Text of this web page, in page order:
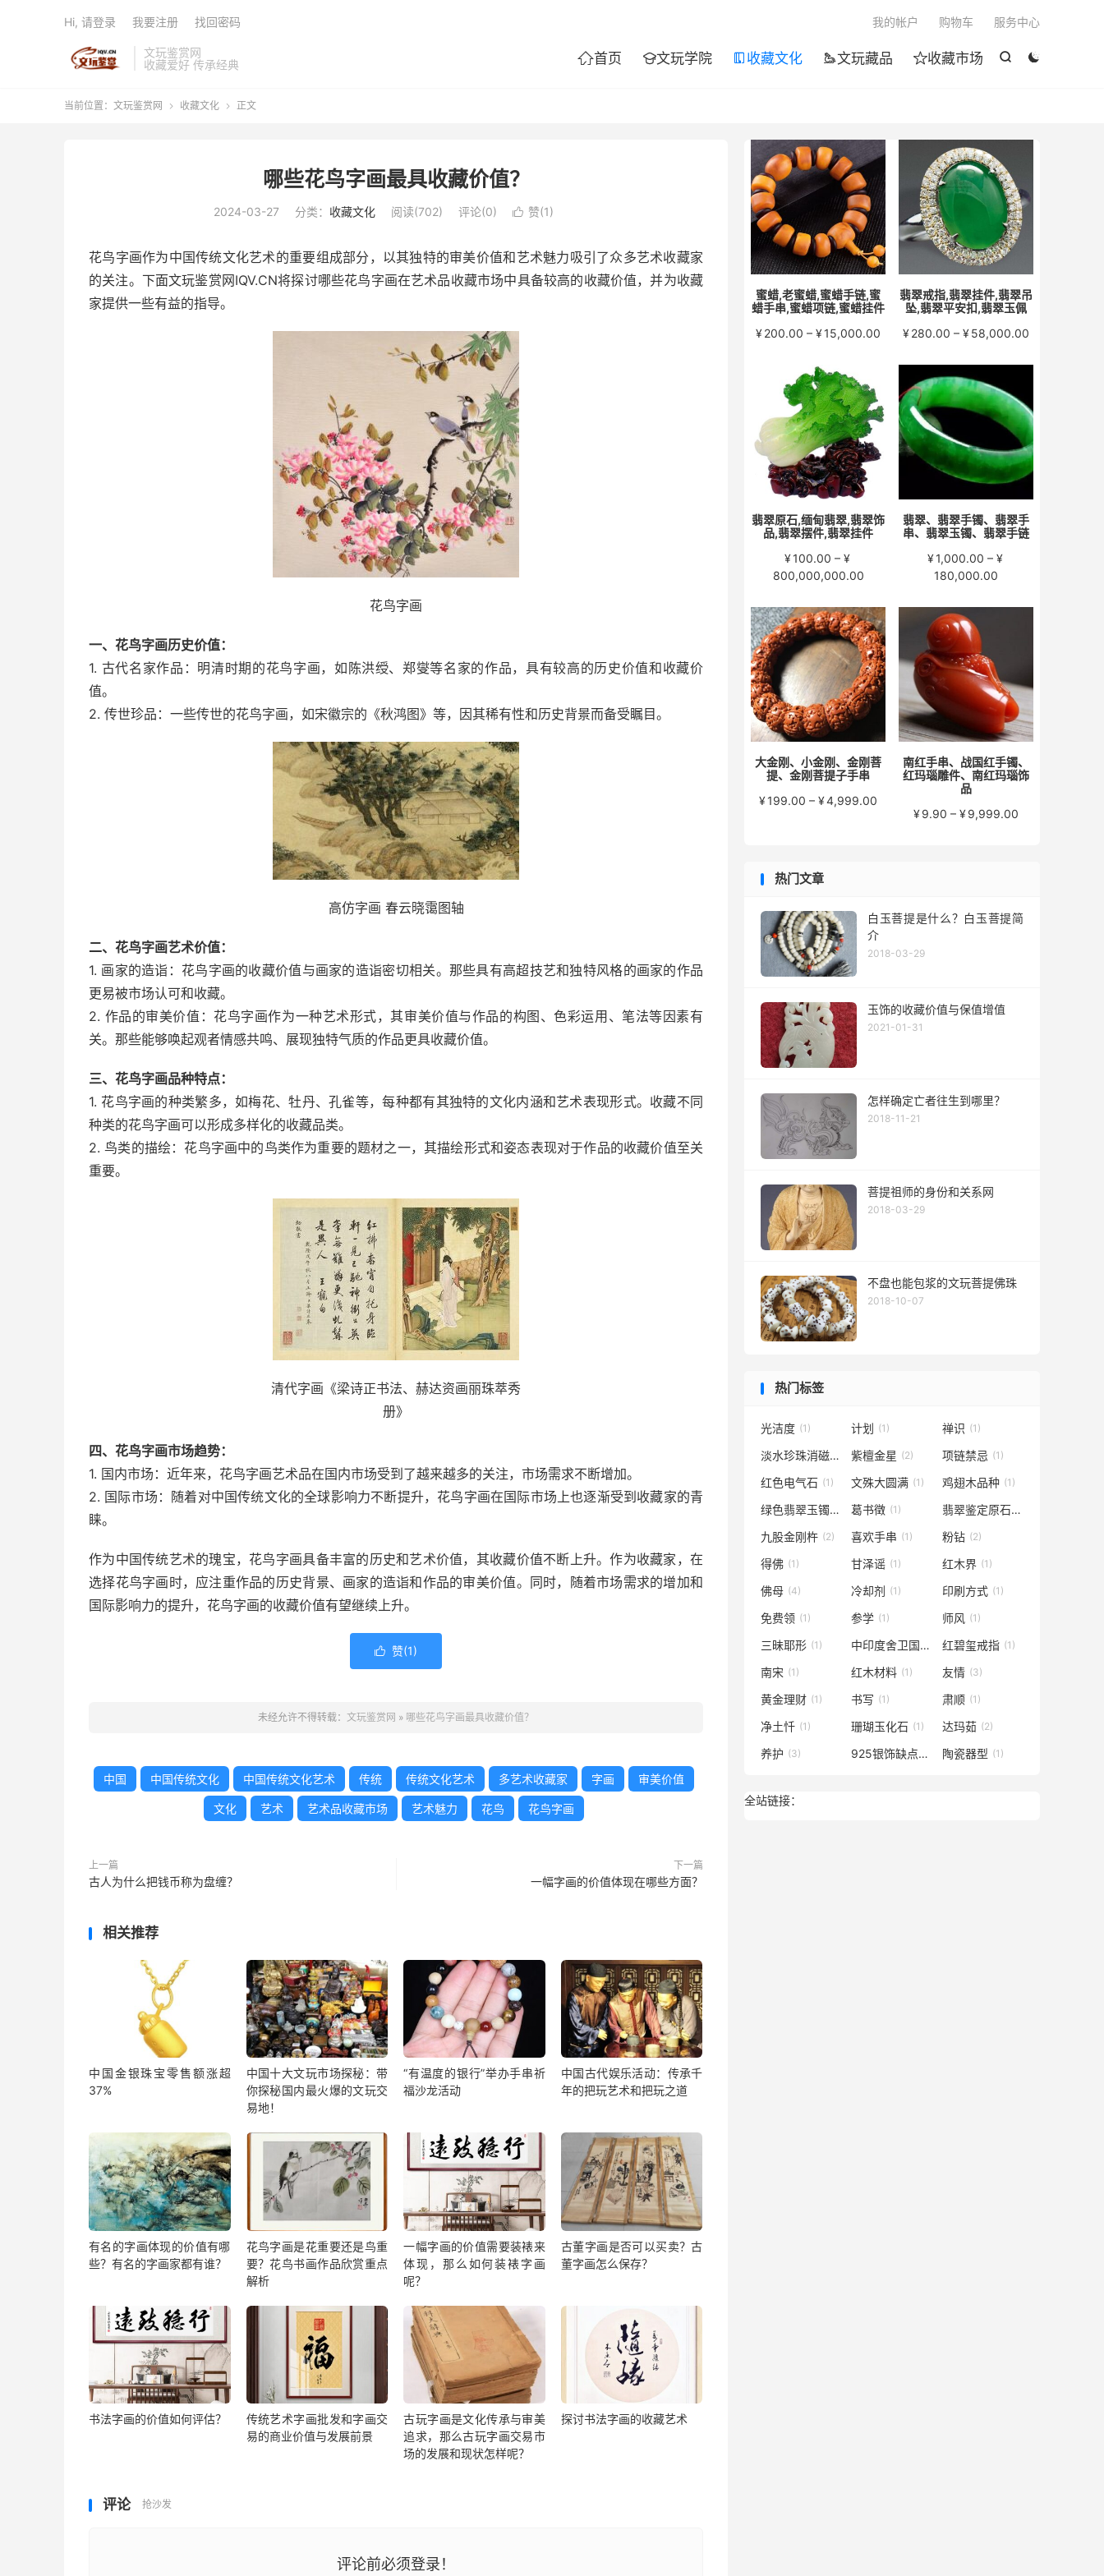
文玩鉴赏网
收藏爱好 传承经典


首页 文玩学院  收藏文化 文玩藏品 收藏市场
我的帐户 购物车 服务中心
Hi, 请登录 我要注册 找回密码
当前位置： 文玩鉴赏网  收藏文化  正文
哪些花鸟字画最具收藏价值？
2024-03-27 分类： 收藏文化 阅读(702) 评论(0)  赞(1)
花鸟字画作为中国传统文化艺术的重要组成部分，以其独特的审美价值和艺术魅力吸引了众多艺术收藏家
的关注。下面文玩鉴赏网IQV.CN将探讨哪些花鸟字画在艺术品收藏市场中具备较高的收藏价值，并为收藏
家提供一些有益的指导。
花鸟字画
一、花鸟字画历史价值：
1. 古代名家作品：明清时期的花鸟字画，如陈洪绶、郑燮等名家的作品，具有较高的历史价值和收藏价
值。
2. 传世珍品：一些传世的花鸟字画，如宋徽宗的《秋鸿图》等，因其稀有性和历史背景而备受瞩目。
高仿字画 春云晓霭图轴
二、花鸟字画艺术价值：
1. 画家的造诣：花鸟字画的收藏价值与画家的造诣密切相关。那些具有高超技艺和独特风格的画家的作品
更易被市场认可和收藏。
2. 作品的审美价值：花鸟字画作为一种艺术形式，其审美价值与作品的构图、色彩运用、笔法等因素有
关。那些能够唤起观者情感共鸣、展现独特气质的作品更具收藏价值。
三、花鸟字画品种特点：
1. 花鸟字画的种类繁多，如梅花、牡丹、孔雀等，每种都有其独特的文化内涵和艺术表现形式。收藏不同
种类的花鸟字画可以形成多样化的收藏品类。
2. 鸟类的描绘：花鸟字画中的鸟类作为重要的题材之一，其描绘形式和姿态表现对于作品的收藏价值至关
重要。
清代字画《梁诗正书法、赫达资画丽珠萃秀
册》
四、花鸟字画市场趋势：
1. 国内市场：近年来，花鸟字画艺术品在国内市场受到了越来越多的关注，市场需求不断增加。
2. 国际市场：随着对中国传统文化的全球影响力不断提升，花鸟字画在国际市场上也逐渐受到收藏家的青
睐。
作为中国传统艺术的瑰宝，花鸟字画具备丰富的历史和艺术价值，其收藏价值不断上升。作为收藏家，在
选择花鸟字画时，应注重作品的历史背景、画家的造诣和作品的审美价值。同时，随着市场需求的增加和
国际影响力的提升，花鸟字画的收藏价值有望继续上升。
 赞(1)
未经允许不得转载： 文玩鉴赏网 » 哪些花鸟字画最具收藏价值？
中国 中国传统文化 中国传统文化艺术 传统 传统文化艺术 多艺术收藏家 字画 审美价值
文化 艺术 艺术品收藏市场 艺术魅力 花鸟 花鸟字画
上一篇
古人为什么把钱币称为盘缠？
下一篇
一幅字画的价值体现在哪些方面？
相关推荐
中国金银珠宝零售额涨超
37%
中国十大文玩市场探秘：带
你探秘国内最火爆的文玩交
易地！
“有温度的银行”举办手串祈
福沙龙活动
中国古代娱乐活动：传承千
年的把玩艺术和把玩之道
有名的字画体现的价值有哪
些？有名的字画家都有谁？
花鸟字画是花重要还是鸟重
要？花鸟书画作品欣赏重点
解析
一幅字画的价值需要装裱来
体现，那么如何装裱字画
呢？
古董字画是否可以买卖？古
董字画怎么保存？
书法字画的价值如何评估？
传统艺术字画批发和字画交
易的商业价值与发展前景
古玩字画是文化传承与审美
追求，那么古玩字画交易市
场的发展和现状怎样呢？
探讨书法字画的收藏艺术
评论 抢沙发
评论前必须登录！
蜜蜡,老蜜蜡,蜜蜡手链,蜜
蜡手串,蜜蜡项链,蜜蜡挂件
¥200.00 – ¥15,000.00
¥200.00
至
¥15,000.00
翡翠戒指,翡翠挂件,翡翠吊
坠,翡翠平安扣,翡翠玉佩
¥280.00 – ¥58,000.00
范
至
¥58,000.00
翡翠原石,缅甸翡翠,翡翠饰
品,翡翠摆件,翡翠挂件
¥100.00 – ¥
800,000,000.00价
范
围：
¥100.00
至
¥800,000,000.00
翡翠、翡翠手镯、翡翠手
串、翡翠玉镯、翡翠手链
¥1,000.00 – ¥
180,000.00
范
¥180,000.00
大金刚、小金刚、金刚菩
提、金刚菩提子手串
¥199.00 – ¥4,999.00
南红手串、战国红手镯、
红玛瑙雕件、南红玛瑙饰
品
¥9.90 – ¥9,999.00
¥9,999.00
热门文章
白玉菩提是什么？白玉菩提简
介
2018-03-29
玉饰的收藏价值与保值增值
2021-01-31
怎样确定亡者往生到哪里？
2018-11-21
菩提祖师的身份和关系网
2018-03-29
不盘也能包浆的文玩菩提佛珠
2018-10-07
热门标签
光洁度 (1) 计划 (1) 禅识 (1)
淡水珍珠消磁
(1) 紫檀金星 (2) 项链禁忌 (1)
红色电气石 (1) 文殊大圆满 (1) 鸡翅木品种 (1)
绿色翡翠玉镯
(1) 葛书徵 (1) 翡翠鉴定原石
(1)
九股金刚杵 (2) 喜欢手串 (1) 粉钻 (2)
得佛 (1) 甘泽谣 (1) 红木界 (1)
佛母 (4) 冷却剂 (1) 印刷方式 (1)
免费领 (1) 参学 (1) 师风 (1)
三昧耶形 (1) 中印度舍卫国娑枳多城 (1)
红碧玺戒指 (1)
南宋 (1) 红木材料 (1) 友情 (3)
黄金理财 (1) 书写 (1) 肃顺 (1)
净土忏 (1) 珊瑚玉化石 (1) 达玛茹 (2)
养护 (3) 925银饰缺点
(1) 陶瓷器型 (1)
全站链接：